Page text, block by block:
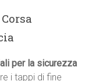
per la sicurezza
i tappi di fine